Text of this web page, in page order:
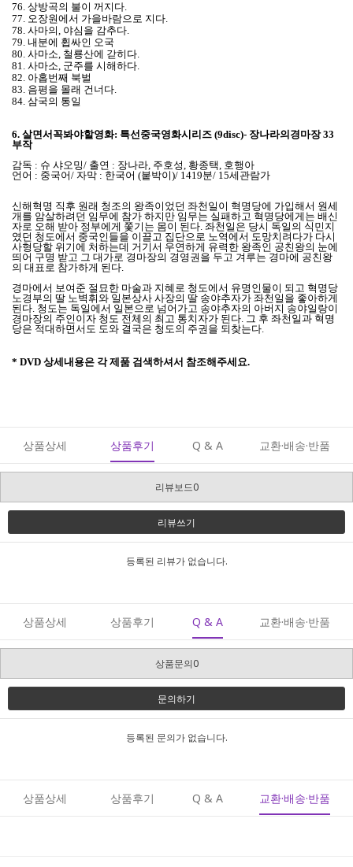
76. 상방곡의 불이 꺼지다.
77. 오장원에서 가을바람으로 지다.
78. 사마의, 야심을 감추다.
79. 내분에 휩싸인 오국
80. 사마소, 철룡산에 갇히다.
81. 사마소, 군주를 시해하다.
82. 아홉번째 북벌
83. 음평을 몰래 건너다.
84. 삼국의 통일
6. 살면서꼭봐야할영화: 특선중국영화시리즈 (9disc)- 장나라의경마장 33
부작
감독 : 슈 샤오밍/ 출연 : 장나라, 주호성, 황종택, 호행아
언어 : 중국어/ 자막 : 한국어 (붙박이)/ 1419분/ 15세관람가
신해혁명 직후 원래 청조의 왕족이었던 좌천일이 혁명당에 가입해서 원세
개를 암살하려던 임무에 참가 하지만 임무는 실패하고 혁명당에게는 배신
자로 오해 받아 정부에게 쫓기는 몸이 된다. 좌천일은 당시 독일의 식민지
였던 청도에서 중국인들을 이끌고 집단으로 노역에서 도망치려다가 다시
사형당할 위기에 처하는데 거기서 우연하게 유력한 왕족인 공친왕의 눈에
띄어 구명 받고 그 대가로 경마장의 경영권을 두고 겨루는 경마에 공친왕
의 대표로 참가하게 된다.
경마에서 보여준 절묘한 마술과 지혜로 청도에서 유명인물이 되고 혁명당
노경부의 딸 노벽휘와 일본상사 사장의 딸 송야추자가 좌천일을 좋아하게
된다. 청도는 독일에서 일본으로 넘어가고 송야추자의 아버지 송야일랑이
경마장의 주인이자 청도 전체의 최고 통치자가 된다. 그 후 좌천일과 혁명
당은 적대하면서도 도와 결국은 청도의 주권을 되찾는다.
* DVD 상세내용은 각 제품 검색하셔서 참조해주세요.
상품상세 상품후기 Q & A 교환·배송·반품
리뷰보드0
리뷰쓰기
등록된 리뷰가 없습니다.
상품상세 상품후기 Q & A 교환·배송·반품
상품문의0
문의하기
등록된 문의가 없습니다.
상품상세 상품후기 Q & A 교환·배송·반품